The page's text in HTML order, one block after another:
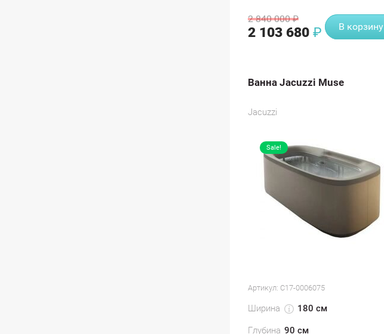
2 840 000 ₽
2 103 680 ₽ В корзину
Ванна Jacuzzi Muse
Jacuzzi
Sale!
Артикул: С17-0006075
Ширина 180 см
Глубина 90 см